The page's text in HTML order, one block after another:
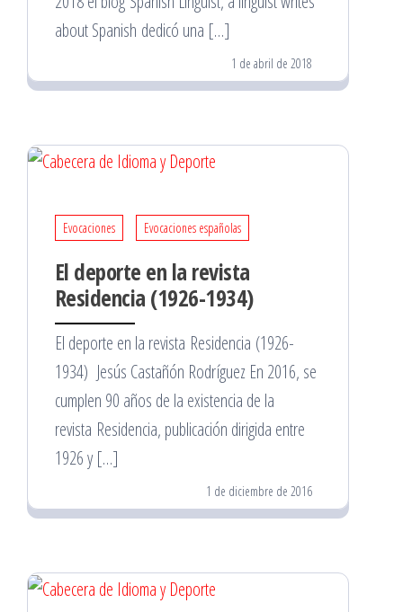
about Spanish dedicó una […]
1 de abril de 2018
Evocaciones Evocaciones españolas
El deporte en la revista
Residencia (1926-1934)
El deporte en la revista Residencia (1926-
1934) Jesús Castañón Rodríguez En 2016, se
cumplen 90 años de la existencia de la
revista Residencia, publicación dirigida entre
1926 y […]
1 de diciembre de 2016